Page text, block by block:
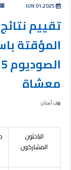
تقييم
المؤقتة
معشاة
طب أسنان
الباحثون
المشاركون